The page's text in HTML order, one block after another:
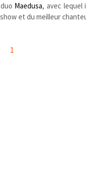
Maedusa, avec lequel
et du meilleur
1